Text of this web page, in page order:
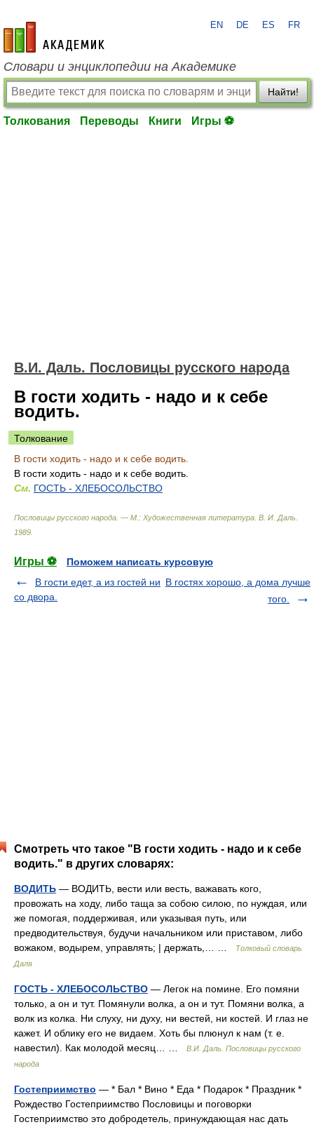
academic.ru
EN DE ES FR
Словари и энциклопедии на Академике
Найти!
Толкования Переводы Книги Игры ⚽
В.И. Даль. Пословицы русского народа
В гости ходить - надо и к себе
водить.
Толкование
В гости ходить - надо и к себе водить.
В гости ходить - надо и к себе водить.
См. ГОСТЬ - ХЛЕБОСОЛЬСТВО
Пословицы русского народа. — М.: Художественная литература В. И. Даль
1989
Игры ⚽
Поможем написать курсовую
В гости едет, а из гостей ни
со двора.
В гостях хорошо, а дома лучше
того.
Смотреть что такое "В гости ходить - надо и к себе
водить." в других словарях:
ВОДИТЬ — ВОДИТЬ, вести или весть, важавать кого,
провожать на ходу, либо таща за собою силою, по нуждая, или
же помогая, поддерживая, или указывая путь, или
предводительствуя, будучи начальником или приставом, либо
вожаком, водырем, управлять; | держать,… …
Толковый словарь
Даля
ГОСТЬ - ХЛЕБОСОЛЬСТВО — Легок на помине. Его помяни
только, а он и тут. Помянули волка, а он и тут. Помяни волка, а
волк из колка. Ни слуху, ни духу, ни вестей, ни костей. И глаз не
кажет. И облику его не видаем. Хоть бы плюнул к нам (т. е.
навестил). Как молодой месяц… …
В.И. Даль. Пословицы русского
народа
Гостеприимство — * Бал * Вино * Еда * Подарок * Праздник *
Рождество Гостеприимство Пословицы и поговорки
Гостеприимство это добродетель, принуждающая нас дать